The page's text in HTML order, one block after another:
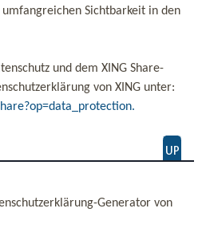
Sichtbarkeit in den
und dem XING Share-
von XING unter:
Generator von